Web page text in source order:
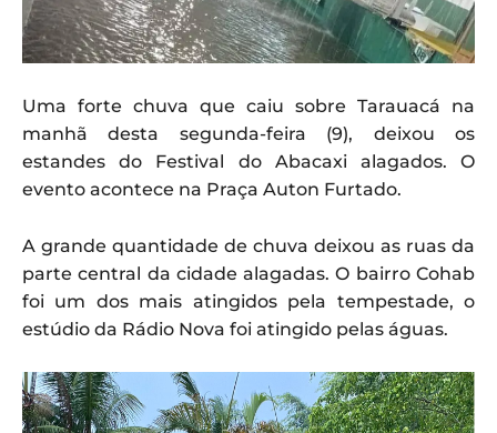
Uma forte chuva que caiu sobre Tarauacá na
manhã desta segunda-feira (9), deixou os
estandes do Festival do Abacaxi alagados. O
evento acontece na Praça Auton Furtado.
A grande quantidade de chuva deixou as ruas da
parte central da cidade alagadas. O bairro Cohab
foi um dos mais atingidos pela tempestade, o
estúdio da Rádio Nova foi atingido pelas águas.